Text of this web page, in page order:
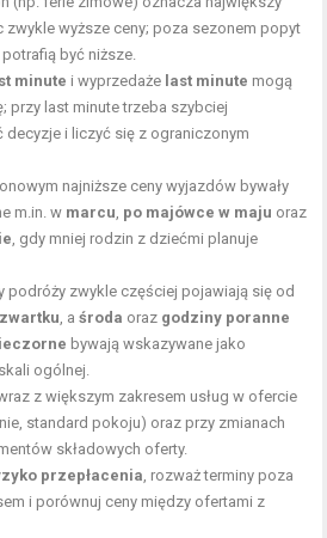
zwykle wyższe ceny; poza sezonem popyt
być niższe.
minute i wyprzedaże last minute mogą
przy last minute trzeba szybciej
decyzje i liczyć się z ograniczonym
najniższe ceny wyjazdów bywały
m.in. w marcu po majówce w maju oraz
, gdy mniej rodzin z dziećmi planuje
podróży zwykle częściej pojawiają się od
, aśroda oraz godziny poranne
bywają wskazywane jako
ogólnej.
z większym zakresem usług w ofercie
standard pokoju) oraz przy zmianach
składowych oferty.
przepłacenia , rozważ terminy poza
i porównuj ceny między ofertami z